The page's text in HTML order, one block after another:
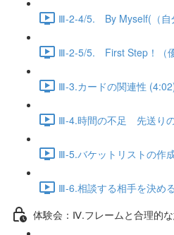
Ⅲ-2-4/5. By Myself(（自
Ⅲ-2-5/5. First Step！（
Ⅲ-3.カードの関連性
Ⅲ-4.時間の不足 先送り
Ⅲ-5.バケットリストの作
Ⅲ-6.相談する相手を決め
体験会：Ⅳ.フレームと合理的